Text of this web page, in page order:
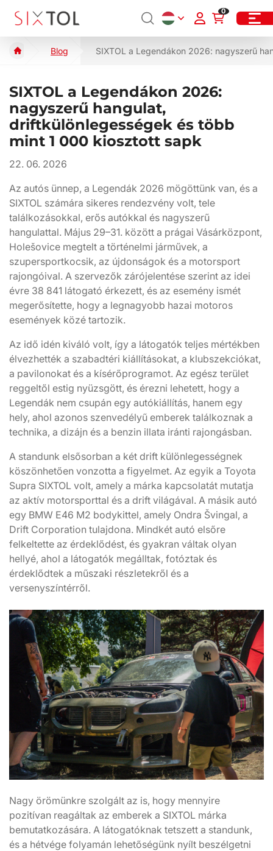
0
Blog SIXTOL a Legendákon 2026: nagyszerű
SIXTOL a Legendákon 2026:
nagyszerű hangulat,
driftkülönlegességek és több
mint 1 000 kiosztott sapk
22. 06. 2026
Az autós ünnep, a Legendák 2026 mögöttünk van, és a
SIXTOL számára sikeres rendezvény volt, tele
találkozásokkal, erős autókkal és nagyszerű
hangulattal. Május 29–31. között a prágai Vásárközpont,
Holešovice megtelt a történelmi járművek, a
szupersportkocsik, az újdonságok és a motorsport
rajongóival. A szervezők zárójelentése szerint az idei
évre 38 841 látogató érkezett, és az esemény ismét
megerősítette, hogy a legnagyobb hazai motoros
események közé tartozik.
Az idő idén kiváló volt, így a látogatók teljes mértékben
élvezhették a szabadtéri kiállításokat, a klubszekciókat,
a pavilonokat és a kísérőprogramot. Az egész terület
reggeltől estig nyüzsgött, és érezni lehetett, hogy a
Legendák nem csupán egy autókiállítás, hanem egy
hely, ahol azonos szenvedélyű emberek találkoznak a
technika, a dizájn és a benzin illata iránti rajongásban.
A standunk elsősorban a két drift különlegességnek
köszönhetően vonzotta a figyelmet. Az egyik a Toyota
Supra SIXTOL volt, amely a márka kapcsolatát mutatja
az aktív motorsporttal és a drift világával. A másik autó
egy BMW E46 M2 bodykittel, amely Ondra Švingal, a
Drift Corporation tulajdona. Mindkét autó elsőre
felkeltette az érdeklődést, és gyakran váltak olyan
hellyé, ahol a látogatók megálltak, fotóztak és
érdeklődtek a műszaki részletekről és a
versenyszíntérről.
Nagy örömünkre szolgált az is, hogy mennyire
pozitívan reagáltak az emberek a SIXTOL márka
bemutatkozására. A látogatóknak tetszett a standunk,
és a hétvége folyamán lehetőségünk nyílt beszélgetni